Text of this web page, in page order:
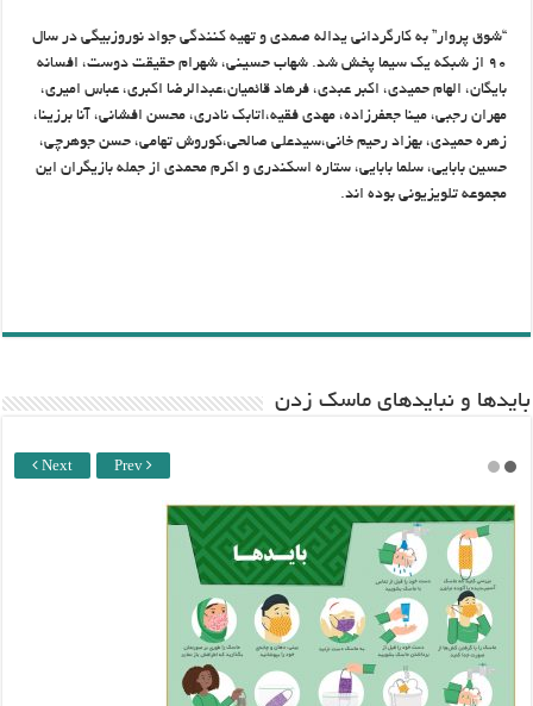
“شوق پروار” به کارگردانی یداله صمدی و تهیه ­کنندگی جواد نوروزبیگی در سال
۹۰ از شبکه یک سیما پخش شد. شهاب حسینی، شهرام حقیقت دوست، افسانه
بایگان، الهام حمیدی، اکبر عبدی، فرهاد قائمیان،عبدالرضا اکبری، عباس امیری،
مهران رجبی، مینا جعفرزاده، مهدی فقیه،اتابک نادری، محسن افشانی، آنا برزینا،
زهره حمیدی، بهزاد رحیم خانی،سیدعلی صالحی،کوروش تهامی، حسن جوهرچی،
حسین بابایی، سلما بابایی، ستاره اسکندری و اکرم محمدی از جمله بازیگران این
مجموعه تلویزیونی بوده اند.
باید‌ها و نبایدهای ماسک زدن
Next Prev